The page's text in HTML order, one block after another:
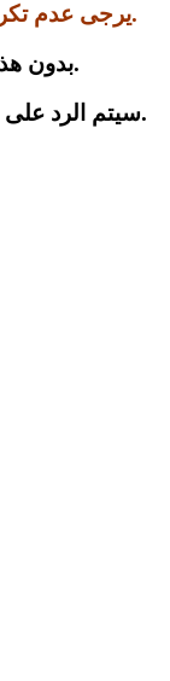
يرجى عدم تكرار النموذج بحال تم الإرسال سابقًا.
بدون هذه البيانات لا يمكننا الرد والتواصل معكم.
سيتم الرد على جميع النماذج خلال الأيام القليلة القادمة.